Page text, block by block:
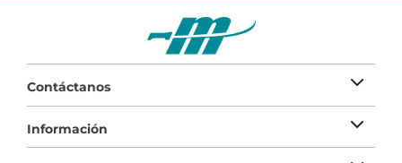
Contáctanos
Información